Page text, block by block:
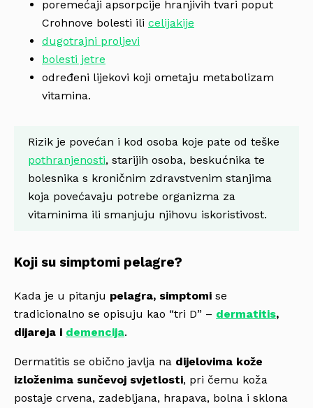
poremećaji apsorpcije hranjivih tvari poput
Crohnove bolesti ili celijakije
dugotrajni proljevi
bolesti jetre
određeni lijekovi koji ometaju metabolizam
vitamina.
Rizik je povećan i kod osoba koje pate od teške
pothranjenosti, starijih osoba, beskućnika te
bolesnika s kroničnim zdravstvenim stanjima
koja povećavaju potrebe organizma za
vitaminima ili smanjuju njihovu iskoristivost.
Koji su simptomi pelagre?
Kada je u pitanju pelagra, simptomi se
tradicionalno se opisuju kao “tri D” – dermatitis,
dijareja i demencija.
Dermatitis se obično javlja na dijelovima kože
izloženima sunčevoj svjetlosti, pri čemu koža
postaje crvena, zadebljana, hrapava, bolna i sklona